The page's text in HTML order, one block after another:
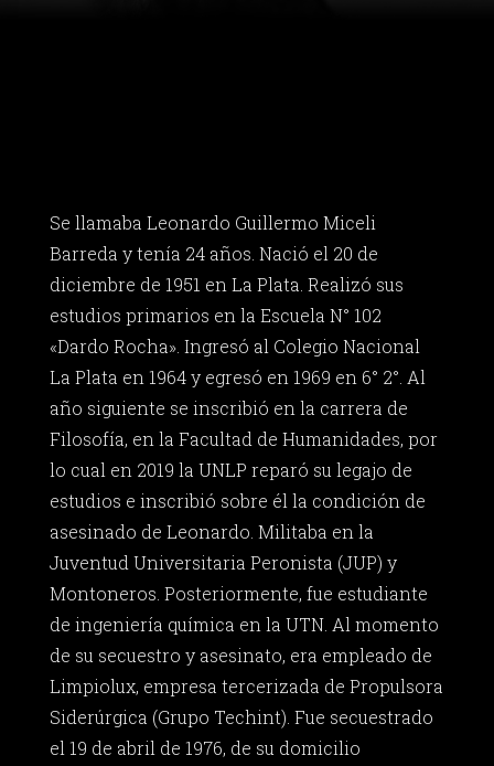
Se llamaba Leonardo Guillermo Miceli
Barreda y tenía 24 años. Nació el 20 de
diciembre de 1951 en La Plata. Realizó sus
estudios primarios en la Escuela N° 102
«Dardo Rocha». Ingresó al Colegio Nacional
La Plata en 1964 y egresó en 1969 en 6° 2°. Al
año siguiente se inscribió en la carrera de
Filosofía, en la Facultad de Humanidades, por
lo cual en 2019 la UNLP reparó su legajo de
estudios e inscribió sobre él la condición de
asesinado de Leonardo. Militaba en la
Juventud Universitaria Peronista (JUP) y
Montoneros. Posteriormente, fue estudiante
de ingeniería química en la UTN. Al momento
de su secuestro y asesinato, era empleado de
Limpiolux, empresa tercerizada de Propulsora
Siderúrgica (Grupo Techint). Fue secuestrado
el 19 de abril de 1976, de su domicilio